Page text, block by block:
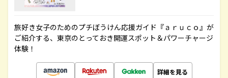
旅好き女子のためのプチぼうけん応援ガイド『ａｒｕｃｏ』が
ご紹介する、東京のとっておき開運スポット＆パワーチャージ
体験！
詳細を見る